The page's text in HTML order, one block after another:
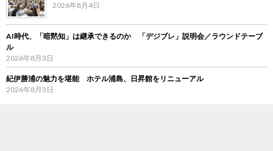
2026年8月4日
AI時代、「暗黙知」は継承できるのか 「デジブレ」説明会／ラウンドテーブ
ル
2026年8月3日
紀伊勝浦の魅力を堪能 ホテル浦島、日昇館をリニューアル
2026年8月3日